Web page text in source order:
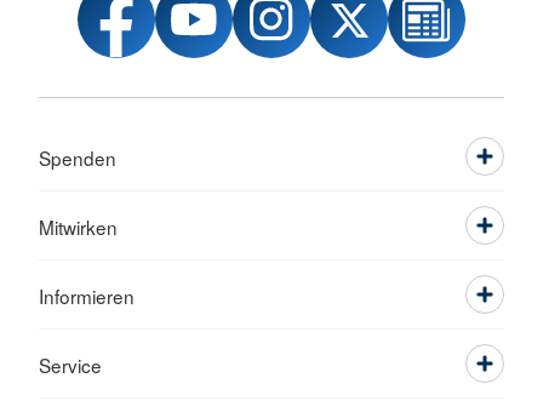
Spenden
Mitwirken
Informieren
Service